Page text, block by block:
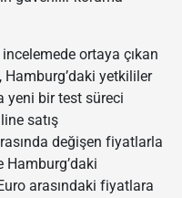
ortaya çıkan
Hamburg’daki yetkililer
yeni bir test süreci
satış
değişen fiyatlarla
Hamburg’daki
arasındaki fiyatlara